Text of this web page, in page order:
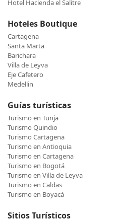
Hotel Hacienda el Salitre
Hoteles Boutique
Cartagena
Santa Marta
Barichara
Villa de Leyva
Eje Cafetero
Medellin
Guías turísticas
Turismo en Tunja
Turismo Quindio
Turismo Cartagena
Turismo en Antioquia
Turismo en Cartagena
Turismo en Bogotá
Turismo en Villa de Leyva
Turismo en Caldas
Turismo en Boyacá
Sitios Turísticos